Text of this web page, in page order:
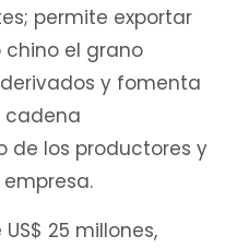
permite exportar
el grano
y fomenta
cadena
de los productores y
25 millones,